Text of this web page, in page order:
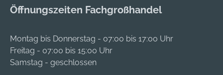
Öffnungszeiten Fachgroßhandel
Montag bis Donnerstag - 07:00 bis 17:00 Uhr
Freitag - 07:00 bis 15:00 Uhr
Samstag - geschlossen